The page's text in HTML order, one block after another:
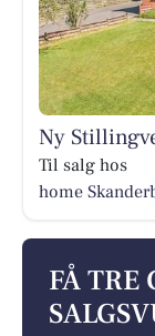
Ny
Til salg hos
home
FÅ TRE